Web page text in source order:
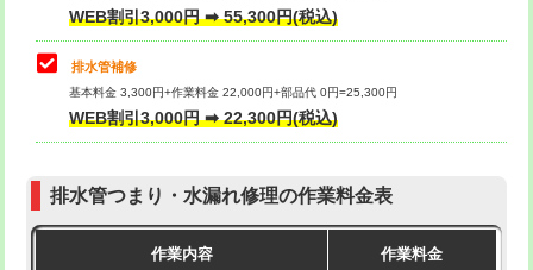
コンクリート斫り（厚さ10㎝超え）
モルタル補修（厚さ10㎝まで）
モルタル補修（厚さ10㎝超え）
追加人工 16,500円
現場見積
交換・取付(混合水栓（壁付・デッキ
式・ワンホール）)
16,500円+材料費
交換・取付(排水栓・排水トラップ
交換・取付（その他部品） 11,000円+材料費
持込商品取付（単水栓） 13,200円
WEB割引3,000円 ➡ 55,300円(税込)
排水管補修
基本料金 3,300円+作業料金 22,000円+部品代 0円=25,300円
WEB割引3,000円 ➡ 22,300円(税込)
排水管つまり・水漏れ修理の作業料金表
作業内容 作業料金